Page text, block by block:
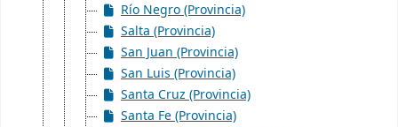
Río Negro (Provincia)
Salta (Provincia)
San Juan (Provincia)
San Luis (Provincia)
Santa Cruz (Provincia)
Santa Fe (Provincia)